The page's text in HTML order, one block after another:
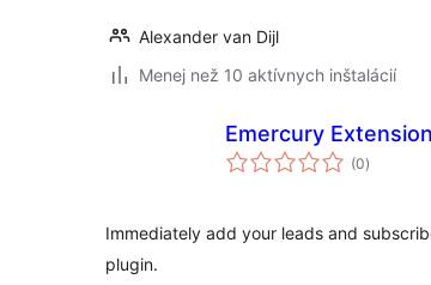
Alexander van Dijl
Menej než 10 aktívnych inštalácií
Emercury
(0celkové
hodnotenie
)
Immediately add your leads and
plugin.